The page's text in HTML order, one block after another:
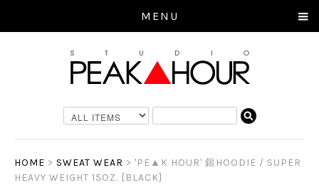
MENU
HOME > SWEAT WEAR > 'PE▲K HOUR' 銀HOODIE / SUPER
HEAVY WEIGHT 15OZ. [BLACK]